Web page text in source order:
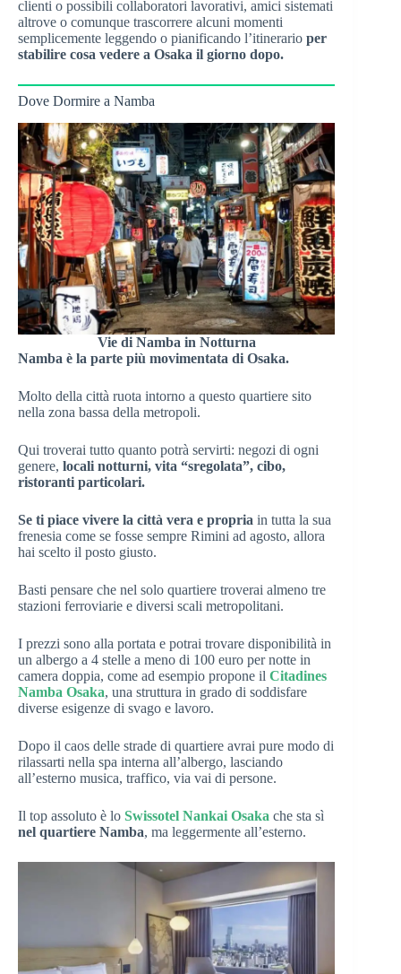
clienti o possibili collaboratori lavorativi, amici sistemati
altrove o comunque trascorrere alcuni momenti
semplicemente leggendo o pianificando l’itinerario per
stabilire cosa vedere a Osaka il giorno dopo.
Dove Dormire a Namba
Vie di Namba in Notturna
Namba è la parte più movimentata di Osaka.
Molto della città ruota intorno a questo quartiere sito
nella zona bassa della metropoli.
Qui troverai tutto quanto potrà servirti: negozi di ogni
genere, locali notturni, vita “sregolata”, cibo,
ristoranti particolari.
Se ti piace vivere la città vera e propria in tutta la sua
frenesia come se fosse sempre Rimini ad agosto, allora
hai scelto il posto giusto.
Basti pensare che nel solo quartiere troverai almeno tre
stazioni ferroviarie e diversi scali metropolitani.
I prezzi sono alla portata e potrai trovare disponibilità in
un albergo a 4 stelle a meno di 100 euro per notte in
camera doppia, come ad esempio propone il Citadines
Namba Osaka, una struttura in grado di soddisfare
diverse esigenze di svago e lavoro.
Dopo il caos delle strade di quartiere avrai pure modo di
rilassarti nella spa interna all’albergo, lasciando
all’esterno musica, traffico, via vai di persone.
Il top assoluto è lo Swissotel Nankai Osaka che sta sì
nel quartiere Namba, ma leggermente all’esterno.